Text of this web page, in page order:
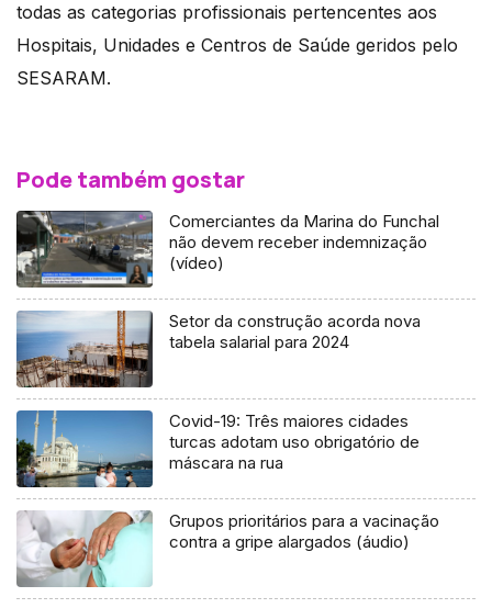
todas as categorias profissionais pertencentes aos
Hospitais, Unidades e Centros de Saúde geridos pelo
SESARAM.
Pode também gostar
Comerciantes da Marina do Funchal
não devem receber indemnização
(vídeo)
Setor da construção acorda nova
tabela salarial para 2024
Covid-19: Três maiores cidades
turcas adotam uso obrigatório de
máscara na rua
Grupos prioritários para a vacinação
contra a gripe alargados (áudio)